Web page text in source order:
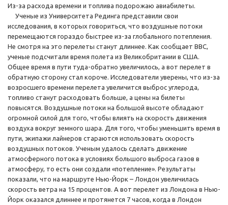
Из-за расхода времени и топлива подорожаю авиабилеты.
Ученые из Университета Рединга представили свои
исследования, в которых говориться, что воздушные потоки
перемещаются гораздо быстрее из-за глобального потепления.
Не смотря на это перелеты станут длиннее. Как сообщает ВВС,
ученые подсчитали время полета из Великобритании в США.
Общее время в пути туда-обратно увеличилось, а вот перелет в
обратную сторону стал короче. Исследователи уверены, что из-за
возросшего времени перелета увеличится выброс углерода,
топливо станут расходовать больше, а цены на билеты
повысятся. Воздушные потоки на большой высоте обладают
огромной силой для того, чтобы влиять на скорость движения
воздуха вокруг земного шара. Для того, чтобы уменьшить время в
пути, экипажи лайнеров стараются использовать скорость
воздушных потоков. Ученым удалось сделать движение
атмосферного потока в условиях большого выброса газов в
атмосферу, то есть они создали «потепление». Результаты
показали, что на маршруте Нью-Йорк – Лондон увеличилась
скорость ветра на 15 процентов. А вот перелет из Лондона в Нью-
Йорк оказался длиннее и протянется 7 часов, когда в Лондон